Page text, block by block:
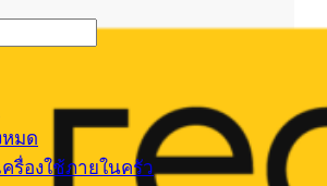
มด
รื่องใช้ภายในครัว